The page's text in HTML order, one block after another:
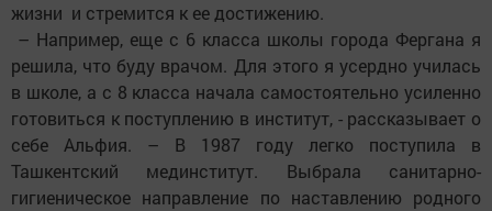
жизни и стремится к ее достижению.
– Например, еще с 6 класса школы города Фергана я
решила, что буду врачом. Для этого я усердно училась
в школе, а с 8 класса начала самостоятельно усиленно
готовиться к поступлению в институт, - рассказывает о
себе Альфия. – В 1987 году легко поступила в
Ташкентский мединститут. Выбрала санитарно-
гигиеническое направление по наставлению родного